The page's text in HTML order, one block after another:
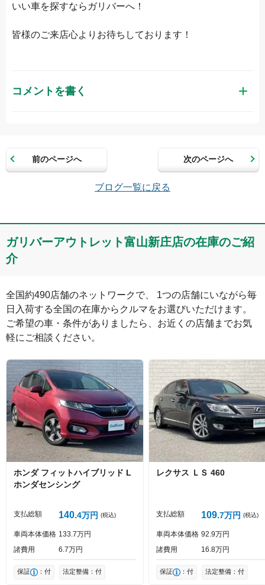
いい車を探すならガリバーへ！
皆様のご来店心よりお待ちしております！
コメントを書く
メールアドレス（半角英数）
コメント
絵文字は投稿時に削除します 0文字/140文字
Captcha
前のページへ 次のページへ
ブログ一覧に戻る
ガリバーアウトレット富山新庄店の在庫のご紹
介
全国約490店舗のネットワークで、 1つの店舗にいながら毎
日入荷する全国の在庫からクルマをお選びいただけます。
ご希望の車・条件がありましたら、お近くの店舗までお気
軽にご相談ください。
ホンダ フィットハイブリッド L
ホンダセンシング
支払総額 140 4万円 (税込)
車両本体価格 133 7万円
諸費用
6 7万円
保証 ：付 法定整備：付
レクサス ＬＳ 460
支払総額 109 7万円 (税込)
車両本体価格 92 9万円
諸費用
16 8万円
保証 ：付 法定整備：付